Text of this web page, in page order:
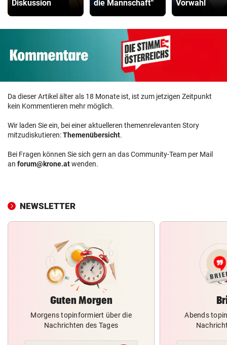
Diskussion
die Mannschaft“
Vorwahl
Da dieser Artikel älter als 18 Monate ist, ist zum jetzigen Zeitpunkt
kein Kommentieren mehr möglich.
Wir laden Sie ein, bei einer aktuelleren themenrelevanten Story
mitzudiskutieren:Themenübersicht.
Bei Fragen können Sie sich gern an das Community-Team per Mail
an forum@krone.atwenden.
NEWSLETTER
Guten Morgen
Morgens topinformiert über die
Nachrichten des Tages
Abends